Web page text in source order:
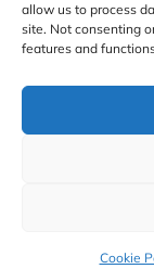
allow us to process
site. Not consenting
features and
Cookie
Política
GBS